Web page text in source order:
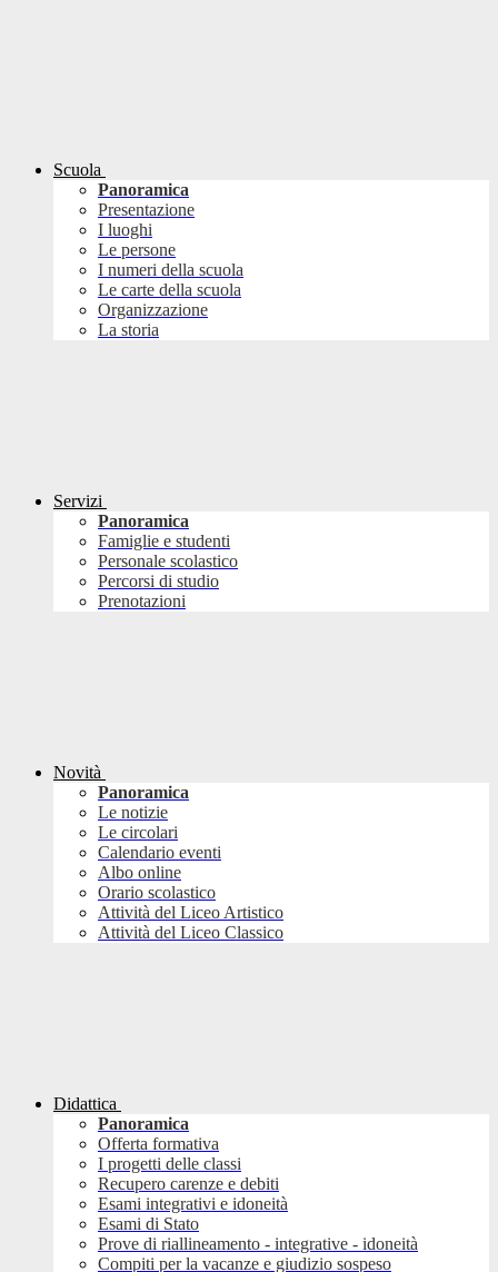
Scuola
Panoramica
Presentazione
I luoghi
Le persone
I numeri della scuola
Le carte della scuola
Organizzazione
La storia
Servizi
Panoramica
Famiglie e studenti
Personale scolastico
Percorsi di studio
Prenotazioni
Novità
Panoramica
Le notizie
Le circolari
Calendario eventi
Albo online
Orario scolastico
Attività del Liceo Artistico
Attività del Liceo Classico
Didattica
Panoramica
Offerta formativa
I progetti delle classi
Recupero carenze e debiti
Esami integrativi e idoneità
Esami di Stato
Prove di riallineamento - integrative - idoneità
Compiti per la vacanze e giudizio sospeso